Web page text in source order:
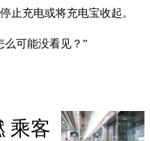
止充电或将充电宝收起。
么可能没看见？”
乘客